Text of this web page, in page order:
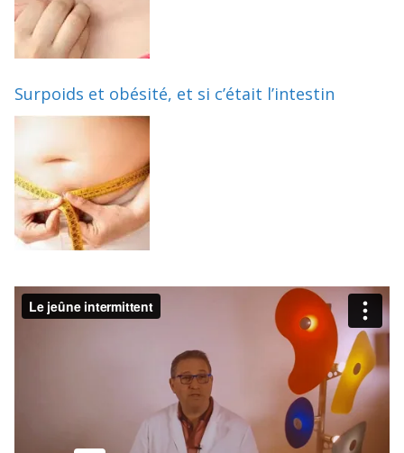
Surpoids et obésité, et si c’était l’intestin